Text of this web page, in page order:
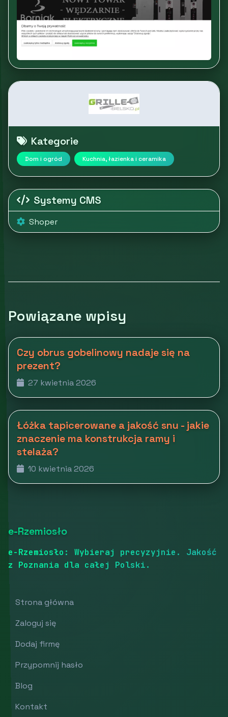
Kategorie
Dom i ogród Kuchnia, łazienka i ceramika
Systemy CMS
Shoper
Powiązane wpisy
Czy obrus gobelinowy nadaje się na
prezent?
27 kwietnia 2026
Łóżka tapicerowane a jakość snu - jakie
znaczenie ma konstrukcja ramy i
stelaża?
10 kwietnia 2026
e-Rzemiosło
e-Rzemiosło: Wybieraj precyzyjnie. Jakość
z Poznania dla całej Polski.
Strona główna
Zaloguj się
Dodaj firmę
Przypomnij hasło
Blog
Kontakt